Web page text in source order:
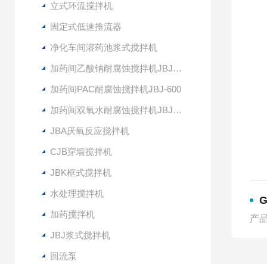
立式环流搅拌机
固定式低速推流器
净化车间溶药池浆式搅拌机
加药间乙酸钠耐腐蚀搅拌机JBJ-400
加药间PAC耐腐蚀搅拌机JBJ-600
加药间双氧水耐腐蚀搅拌机JBJ-300
JBA厌氧反应搅拌机
CJB穿墙搅拌机
JBK框式搅拌机
水处理搅拌机
加药搅拌机
JBJ浆式搅拌机
回流泵
产